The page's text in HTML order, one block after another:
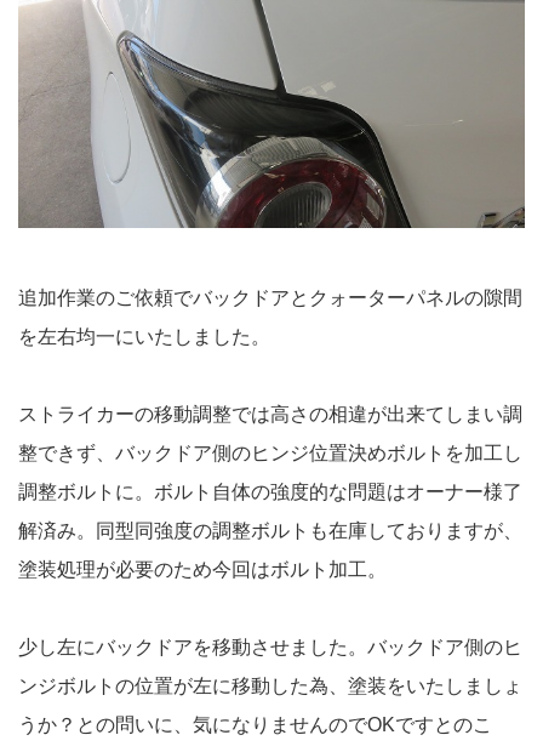
追加作業のご依頼でバックドアとクォーターパネルの隙間
を左右均一にいたしました。
ストライカーの移動調整では高さの相違が出来てしまい調
整できず、バックドア側のヒンジ位置決めボルトを加工し
調整ボルトに。ボルト自体の強度的な問題はオーナー様了
解済み。同型同強度の調整ボルトも在庫しておりますが、
塗装処理が必要のため今回はボルト加工。
少し左にバックドアを移動させました。バックドア側のヒ
ンジボルトの位置が左に移動した為、塗装をいたしましょ
うか？との問いに、気になりませんのでOKですとのこ